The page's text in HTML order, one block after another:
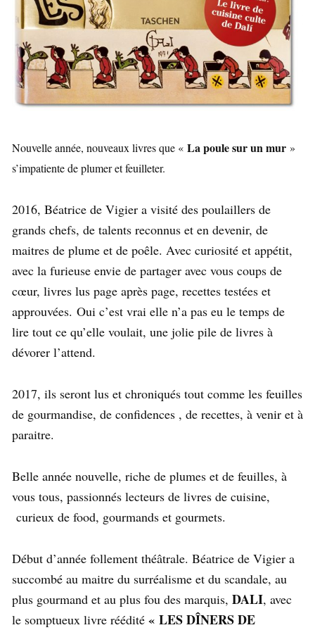
Nouvelle année, nouveaux livres que « La poule sur un mur »
s’impatiente de plumer et feuilleter.
2016, Béatrice de Vigier a visité des poulaillers de
grands chefs, de talents reconnus et en devenir, de
maitres de plume et de poêle. Avec curiosité et appétit,
avec la furieuse envie de partager avec vous coups de
cœur, livres lus page après page, recettes testées et
approuvées. Oui c’est vrai elle n’a pas eu le temps de
lire tout ce qu’elle voulait, une jolie pile de livres à
dévorer l’attend.
2017, ils seront lus et chroniqués tout comme les feuilles
de gourmandise, de confidences , de recettes, à venir et à
paraitre.
Belle année nouvelle, riche de plumes et de feuilles, à
vous tous, passionnés lecteurs de livres de cuisine,
curieux de food, gourmands et gourmets.
Début d’année follement théâtrale. Béatrice de Vigier a
succombé au maitre du surréalisme et du scandale, au
plus gourmand et au plus fou des marquis, DALI, avec
le somptueux livre réédité « LES DÎNERS DE